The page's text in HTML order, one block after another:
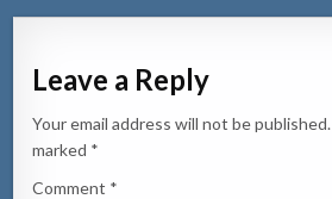
Leave a Reply
Your email address will not be published.
marked *
Comment *